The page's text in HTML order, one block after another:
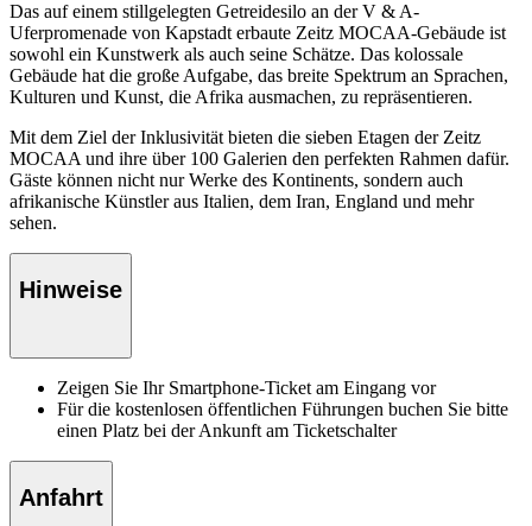
Das auf einem stillgelegten Getreidesilo an der V & A-
Uferpromenade von Kapstadt erbaute Zeitz MOCAA-Gebäude ist
sowohl ein Kunstwerk als auch seine Schätze. Das kolossale
Gebäude hat die große Aufgabe, das breite Spektrum an Sprachen,
Kulturen und Kunst, die Afrika ausmachen, zu repräsentieren.
Mit dem Ziel der Inklusivität bieten die sieben Etagen der Zeitz
MOCAA und ihre über 100 Galerien den perfekten Rahmen dafür.
Gäste können nicht nur Werke des Kontinents, sondern auch
afrikanische Künstler aus Italien, dem Iran, England und mehr
sehen.
Hinweise
Zeigen Sie Ihr Smartphone-Ticket am Eingang vor
Für die kostenlosen öffentlichen Führungen buchen Sie bitte
einen Platz bei der Ankunft am Ticketschalter
Anfahrt